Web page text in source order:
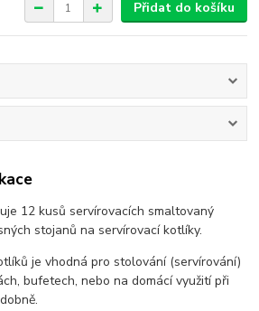
Přidat do košíku
12 kusů servírovacích smaltovaný
stojanů na servírovací kotlíky.
je vhodná pro stolování (servírování)
bufetech, nebo na domácí využití při